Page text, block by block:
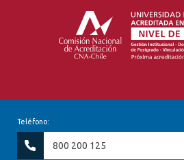
Teléfono:
800 200 125